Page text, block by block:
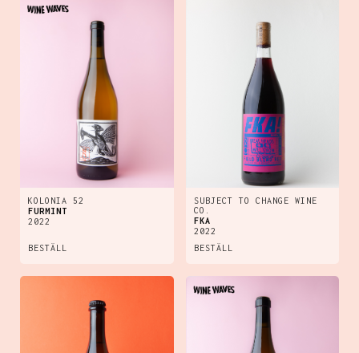
KOLONIA 52
FURMINT
2022
BESTÄLL
SUBJECT TO CHANGE WINE
CO.
FKA
2022
BESTÄLL